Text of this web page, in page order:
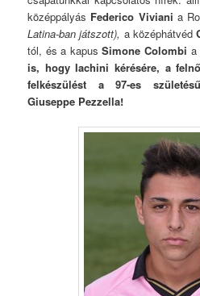
középpályás Federico Viviani a
Latina-ban játszott), a középhátvéd
tól, és a kapusSimone Colombi a
is, hogy Iachini kérésére, a
felkészülést a 97-es
Giuseppe Pezzella!